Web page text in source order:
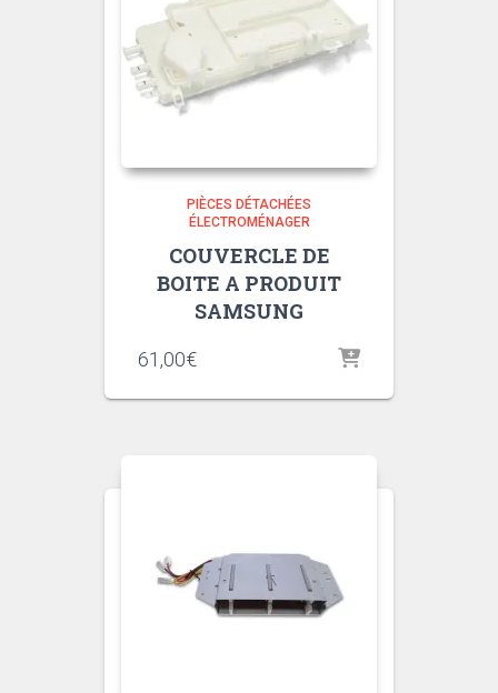
PIÈCES DÉTACHÉES
ÉLECTROMÉNAGER
COUVERCLE DE
BOITE A PRODUIT
SAMSUNG
61,00€